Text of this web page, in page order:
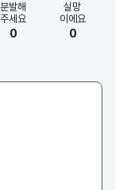
분발해
주세요
0
실망
이에요
0